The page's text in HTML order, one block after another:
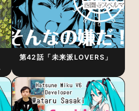
第42話「未来派LOVERS」